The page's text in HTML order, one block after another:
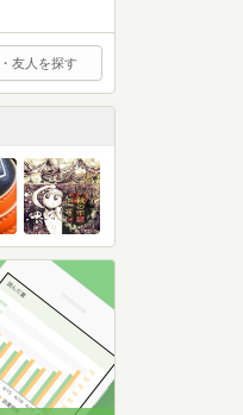
友人を探す